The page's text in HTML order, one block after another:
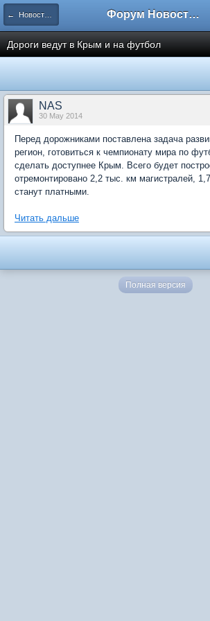
← Новости рынка недвижимости Форум Новостройки
Дороги ведут в Крым и на футбол
NAS
30 May 2014
Перед дорожниками поставлена задача
регион, готовиться к чемпионату мира по
сделать доступнее Крым. Всего будет
отремонтировано 2,2 тыс. км магистралей,
станут платными.
Читать дальше
Полная версия